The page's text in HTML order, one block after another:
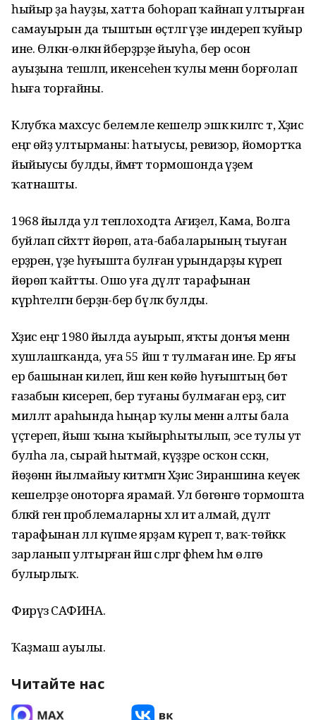
һыйыр ҙа һауҙы, хатта боһорап ҡайнап ултырған
самауырын да тыштын өҫтәлгә үҙе индереп ҡуйыр
ине. Өлкән-өлкән әйберҙәрҙе йыуһа, бер осон
ауыҙына тешләп, икенсеһен ҡулы менән борғолап
һыға торғайны.
Клубҡа махсус белемле кешеләр эшкә килгәс тә, Хәҙисә
еңгә өйҙә ултырманы: һатыусы, ревизор, йомортҡа
йыйыусы булды, йәмәғәт тормошонда әүҙем
ҡатнашты.
1968 йылда ул теплоходта Ағиҙел, Кама, Волга
буйлап сәйәхәттә йөрөп, ата-бабаларының тыуған
ерҙәрен, үҙе һуғышта булған урындарҙы күреп
йөрөп ҡайтты. Ошо уға дәүләт тарафынан
күрһәтелгән берҙән-бер бүләк булды.
Хәҙисә еңгә 1980 йылда ауырып, яҡты донъя менән
хушлашҡанда, уға 55 йәш тә тулмаған ине. Ер яғы
ер башынан килеп, йәш кенә көйө һуғыштың бөтә
ғазабын кисереп, бер туғаны булмаған ерҙә, сит
милләт араһында һыңар ҡулы менән алты бала
үҫтереп, йыш ҡына ҡыйырһытылып, эсе тулы ут
булһа ла, сырай һытмай, күҙҙәре осҡон сәскән,
йөҙөнән йылмайыу китмәгән Хәҙисә Зираншина кеүек
кешеләрҙе оноторға ярамай. Ул бөгөнгө тормошта
бәләкәй генә проблемаларны хәл итә алмай, дәүләт
тарафынан әллә күпме ярҙам күреп тә, ваҡ-төйәккә
зарланып ултырған йәш әсәләрәгә фәһем һәм өлгө
булырлыҡ.
Фирүзә САФИНА.
Ҡаҙмаш ауылы.
Читайте нас